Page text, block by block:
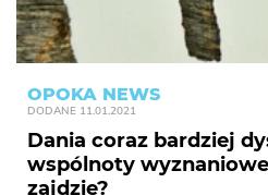
OPOKA NEWS
DODANE 11.01.2021
Dania coraz bardziej
wspólnoty
zajdzie?